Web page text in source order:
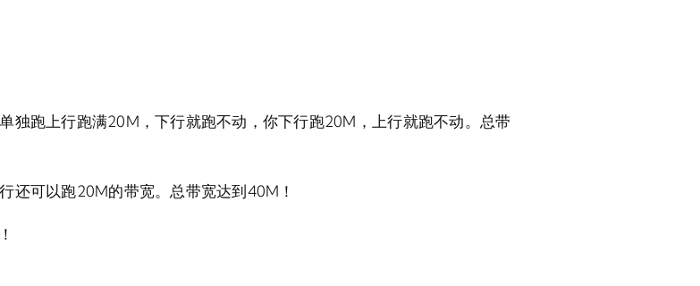
独跑上行跑满20M，下行就跑不动，你下行跑20M，上行就跑不动。总带
还可以跑20M的带宽。总带宽达到40M！